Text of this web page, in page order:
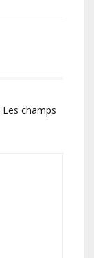
Les champs